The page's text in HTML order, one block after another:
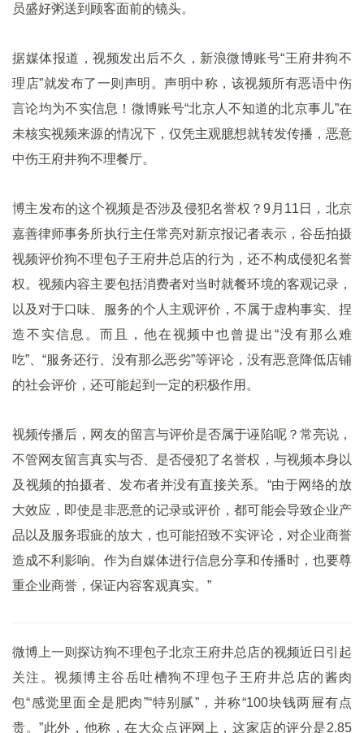
员盛好粥送到顾客面前的镜头。
据媒体报道，视频发出后不久，新浪微博账号“王府井狗不
理店”就发布了一则声明。声明中称，该视频所有恶语中伤
言论均为不实信息！微博账号“北京人不知道的北京事儿”在
未核实视频来源的情况下，仅凭主观臆想就转发传播，恶意
中伤王府井狗不理餐厅。
博主发布的这个视频是否涉及侵犯名誉权？9月11日，北京
嘉善律师事务所执行主任常亮对新京报记者表示，谷岳拍摄
视频评价狗不理包子王府井总店的行为，还不构成侵犯名誉
权。视频内容主要包括消费者对当时就餐环境的客观记录，
以及对于口味、服务的个人主观评价，不属于虚构事实、捏
造不实信息。而且，他在视频中也曾提出“没有那么难
吃”、“服务还行、没有那么恶劣”等评论，没有恶意降低店铺
的社会评价，还可能起到一定的积极作用。
视频传播后，网友的留言与评价是否属于诬陷呢？常亮说，
不管网友留言真实与否、是否侵犯了名誉权，与视频本身以
及视频的拍摄者、发布者并没有直接关系。“由于网络的放
大效应，即使是非恶意的记录或评价，都可能会导致企业产
品以及服务瑕疵的放大，也可能招致不实评论，对企业商誉
造成不利影响。作为自媒体进行信息分享和传播时，也要尊
重企业商誉，保证内容客观真实。”
微博上一则探访狗不理包子北京王府井总店的视频近日引起
关注。视频博主谷岳吐槽狗不理包子王府井总店的酱肉
包“感觉里面全是肥肉”“特别腻”，并称“100块钱两屉有点
贵。”此外，他称，在大众点评网上，这家店的评分是2.85